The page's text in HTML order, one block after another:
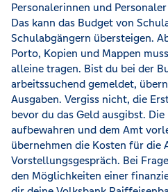
Personalerinnen und
Das kann das Budget von
Schulabgängern übersteigen.
Porto, Kopien und Mappen
alleine tragen. Bist du bei der
arbeitssuchend gemeldet,
Ausgaben. Vergiss nicht, die
bevor du das Geld ausgibst. Die
aufbewahren und dem Amt
übernehmen die Kosten für die
Vorstellungsgespräch. Bei
den Möglichkeiten einer